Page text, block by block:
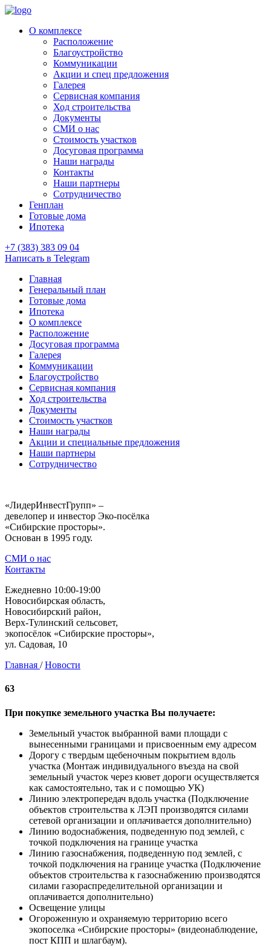
О комплексе
Расположение
Благоустройство
Коммуникации
Акции и спец предложения
Галерея
Сервисная компания
Ход строительства
Документы
СМИ о нас
Стоимость участков
Досуговая программа
Наши награды
Контакты
Наши партнеры
Сотрудничество
Генплан
Готовые дома
Ипотека
+7 (383) 383 09 04
Написать в Telegram
Главная
Генеральный план
Готовые дома
Ипотека
О комплексе
Расположение
Досуговая программа
Галерея
Коммуникации
Благоустройство
Сервисная компания
Ход строительства
Документы
Стоимость участков
Наши награды
Акции и специальные предложения
Наши партнеры
Сотрудничество
«ЛидерИнвестГрупп» –
девелопер и инвестор Эко-посёлка
«Сибирские просторы».
Основан в 1995 году.
СМИ о нас
Контакты
Ежедневно 10:00-19:00
Новосибирская область,
Новосибирский район,
Верх-Тулинский сельсовет,
экопосёлок «Сибирские просторы»,
ул. Садовая, 10
Главная / Новости
63
При покупке земельного участка Вы получаете:
Земельный участок выбранной вами площади с
вынесенными границами и присвоенным ему адресом
Дорогу с твердым щебеночным покрытием вдоль
участка (Монтаж индивидуального въезда на свой
земельный участок через кювет дороги осуществляется
как самостоятельно, так и с помощью УК)
Линию электропередач вдоль участка (Подключение
объектов строительства к ЛЭП производятся силами
сетевой организации и оплачивается дополнительно)
Линию водоснабжения, подведенную под землей, с
точкой подключения на границе участка
Линию газоснабжения, подведенную под землей, с
точкой подключения на границе участка (Подключение
объектов строительства к газоснабжению производятся
силами газораспределительной организации и
оплачивается дополнительно)
Освещение улицы
Огороженную и охраняемую территорию всего
экопоселка «Сибирские просторы» (видеонаблюдение,
пост КПП и шлагбаум).